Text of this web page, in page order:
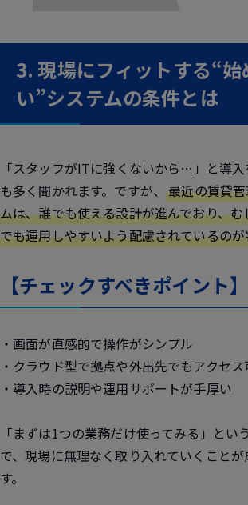
3. 現場にフィットする“始
い”システムの条件とは
「スタッフがITに強くないから…」と導
も多く聞かれます。ですが、最近の賃貸
ムは、誰でも使える設計が進んでおり、
でも運用しやすいよう配慮されているの
【チェックすべきポイント】
・画面が直感的で操作がシンプル
・クラウド型で拠点や外出先でもアクセス
・導入時の説明や運用サポートが手厚い
「まずは1つの業務だけ使ってみる」とい
で、現場に無理なく取り入れていくこと
す。